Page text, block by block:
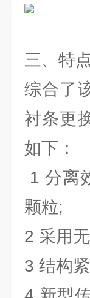
三、特
综合了
衬条更
如下：
1 分离
颗粒;
2 采用
3 结构